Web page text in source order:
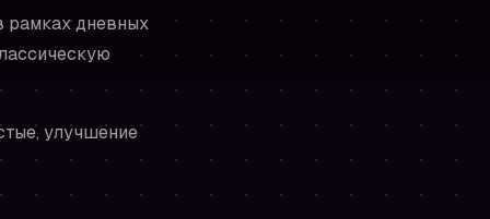
рамках дневных
улучшение